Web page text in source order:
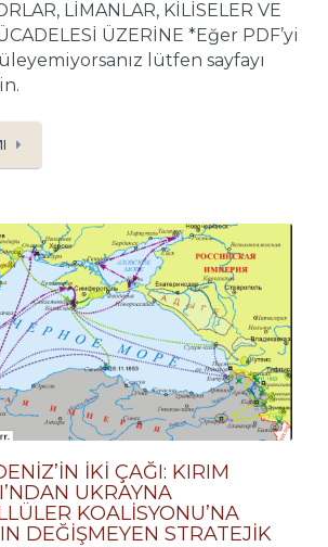
LİMANLAR, KİLİSELER VE
ÜZERİNE *Eğer PDF’yi
lütfen sayfayı
İKİ ÇAĞI: KIRIM
UKRAYNA
KOALİSYONU’NA
DEĞİŞMEYEN STRATEJİK